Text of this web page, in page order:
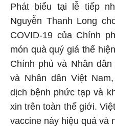
Phát biểu tại lễ tiếp
Nguyễn Thanh Long
COVID-19 của Chính
món quà quý giá thể
Chính phủ và Nhân
và Nhân dân Việt
dịch bệnh phức tạp và
xin trên toàn thế giới.
vaccine này hiệu quả và